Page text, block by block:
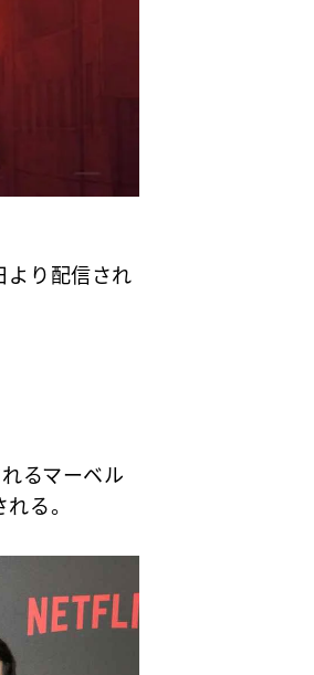
より配信され
るマーベル
る。